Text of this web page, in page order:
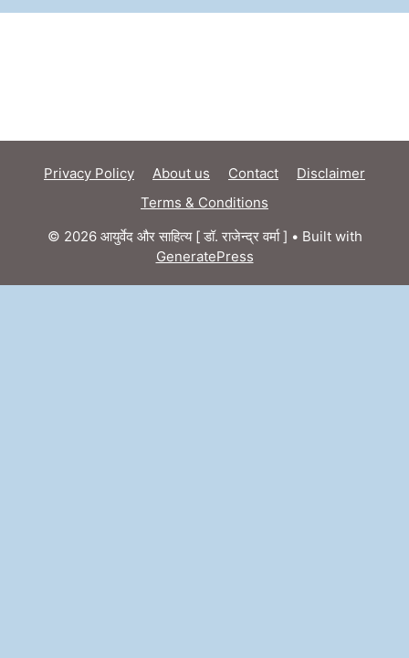
Privacy Policy About us Contact
Disclaimer
Terms & Conditions
© 2026 आयुर्वेद और साहित्य [ डॉ. राजेन्द्र वर्मा ] • Built with
GeneratePress